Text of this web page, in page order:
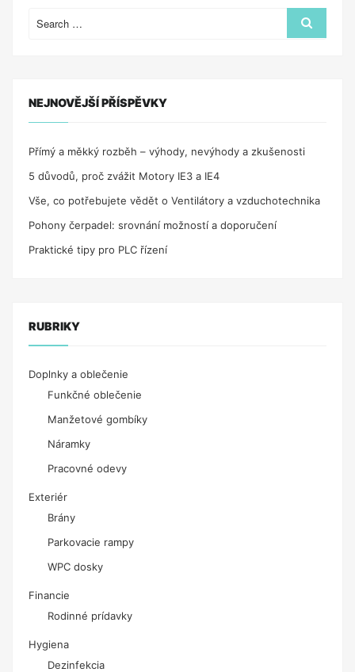
for:
Search
NEJNOVĚJŠÍ PŘÍSPĚVKY
Přímý a měkký rozběh – výhody, nevýhody a zkušenosti
5 důvodů, proč zvážit Motory IE3 a IE4
Vše, co potřebujete vědět o Ventilátory a vzduchotechnika
Pohony čerpadel: srovnání možností a doporučení
Praktické tipy pro PLC řízení
RUBRIKY
Doplnky a oblečenie
Funkčné oblečenie
Manžetové gombíky
Náramky
Pracovné odevy
Exteriér
Brány
Parkovacie rampy
WPC dosky
Financie
Rodinné prídavky
Hygiena
Dezinfekcia